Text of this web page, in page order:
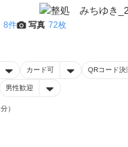
8件 写真 72枚
カード可 QRコード決
男性歓迎
）